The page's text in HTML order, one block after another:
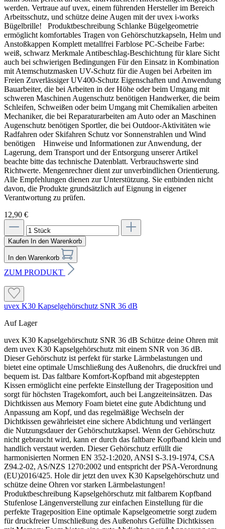
werden. Vertraue auf uvex, einem führenden Hersteller im Bereich
Arbeitsschutz, und schütze deine Augen mit der uvex i-works
Bügelbrille! Produktbeschreibung Schlanke Bügelgeometrie
ermöglicht komfortables Tragen von Gehörschutzkapseln, Helm und
Anstoßkappen Komplett metallfrei Farblose PC-Scheibe Farbe:
weiß, schwarz Merkmale Antibeschlag-Beschichtung für klare Sicht
auch bei schwierigen Bedingungen Für den Einsatz in Kombination
mit Atemschutzmasken UV-Schutz für die Augen bei Arbeiten im
Freien Zuverlässiger UV400-Schutz Eigenschaften und Anwendung
Bauarbeiter, die bei Arbeiten in der Höhe oder beim Umgang mit
schweren Maschinen Augenschutz benötigen Handwerker, die beim
Schleifen, Schweißen oder beim Umgang mit Chemikalien arbeiten
Mechaniker, die bei Reparaturarbeiten am Auto oder an Maschinen
Augenschutz benötigen Sportler, die bei Outdoor-Aktivitäten wie
Radfahren oder Skifahren Schutz vor Sonnenstrahlen und Wind
benötigen Hinweise und Informationen zur Anwendung, der
Lagerung, dem Transport und der Entsorgung unserer Artikel
beachte bitte das technische Datenblatt. Verbrauchswerte sind
Richtwerte. Mengenrechner dient zur unverbindlichen Orientierung.
Alle Empfehlungen dienen zur Unterstützung. Sie entbinden nicht
davon, die Produkte grundsätzlich auf Eignung in eigener
Verantwortung zu prüfen.
12,90 €
Kaufen In den Warenkorb
In den Warenkorb
ZUM PRODUKT
uvex K30 Kapselgehörschutz SNR 36 dB
Auf Lager
uvex K30 Kapselgehörschutz SNR 36 dB Schütze deine Ohren mit
dem uvex K30 Kapselgehörschutz mit einem SNR von 36 dB.
Dieser Gehörschutz ist perfekt für starke Lärmbelastungen und
bietet eine optimale Umschließung des Außenohrs, die druckfrei und
bequem ist. Das faltbare Komfort-Kopfband mit abgesteppten
Kissen ermöglicht eine perfekte Einstellung der Trageposition und
sorgt für höchsten Tragekomfort, auch bei Langzeiteinsätzen. Das
Dichtkissen aus Memory Foam bietet eine gute Abdichtung und
Anpassung am Kopf, und das regelmäßige Wechseln der
Dichtkissen gewährleistet eine sichere Abdichtung und verlängert
die Nutzungsdauer der Gehörschutzkapsel. Wenn der Gehörschutz
nicht gebraucht wird, kann er durch das faltbare Kopfband klein und
handlich verstaut werden. Dieser Gehörschutz erfüllt die
harmonisierten Normen EN 352-1:2020, ANSI S-3.19-1974, CSA
Z94.2-02, AS/NZS 1270:2002 und entspricht der PSA-Verordnung
(EU)2016/425. Hole dir jetzt den uvex K30 Kapselgehörschutz und
schütze deine Ohren vor starken Lärmbelastungen!
Produktbeschreibung Kapselgehörschutz mit faltbarem Kopfband
Stufenlose Längenverstellung zur einfachen Einstellung für die
perfekte Trageposition Eine optimale Kapselgeometrie sorgt zudem
für druckfreier Umschließung des Außenohrs Gefüllte Dichtkissen